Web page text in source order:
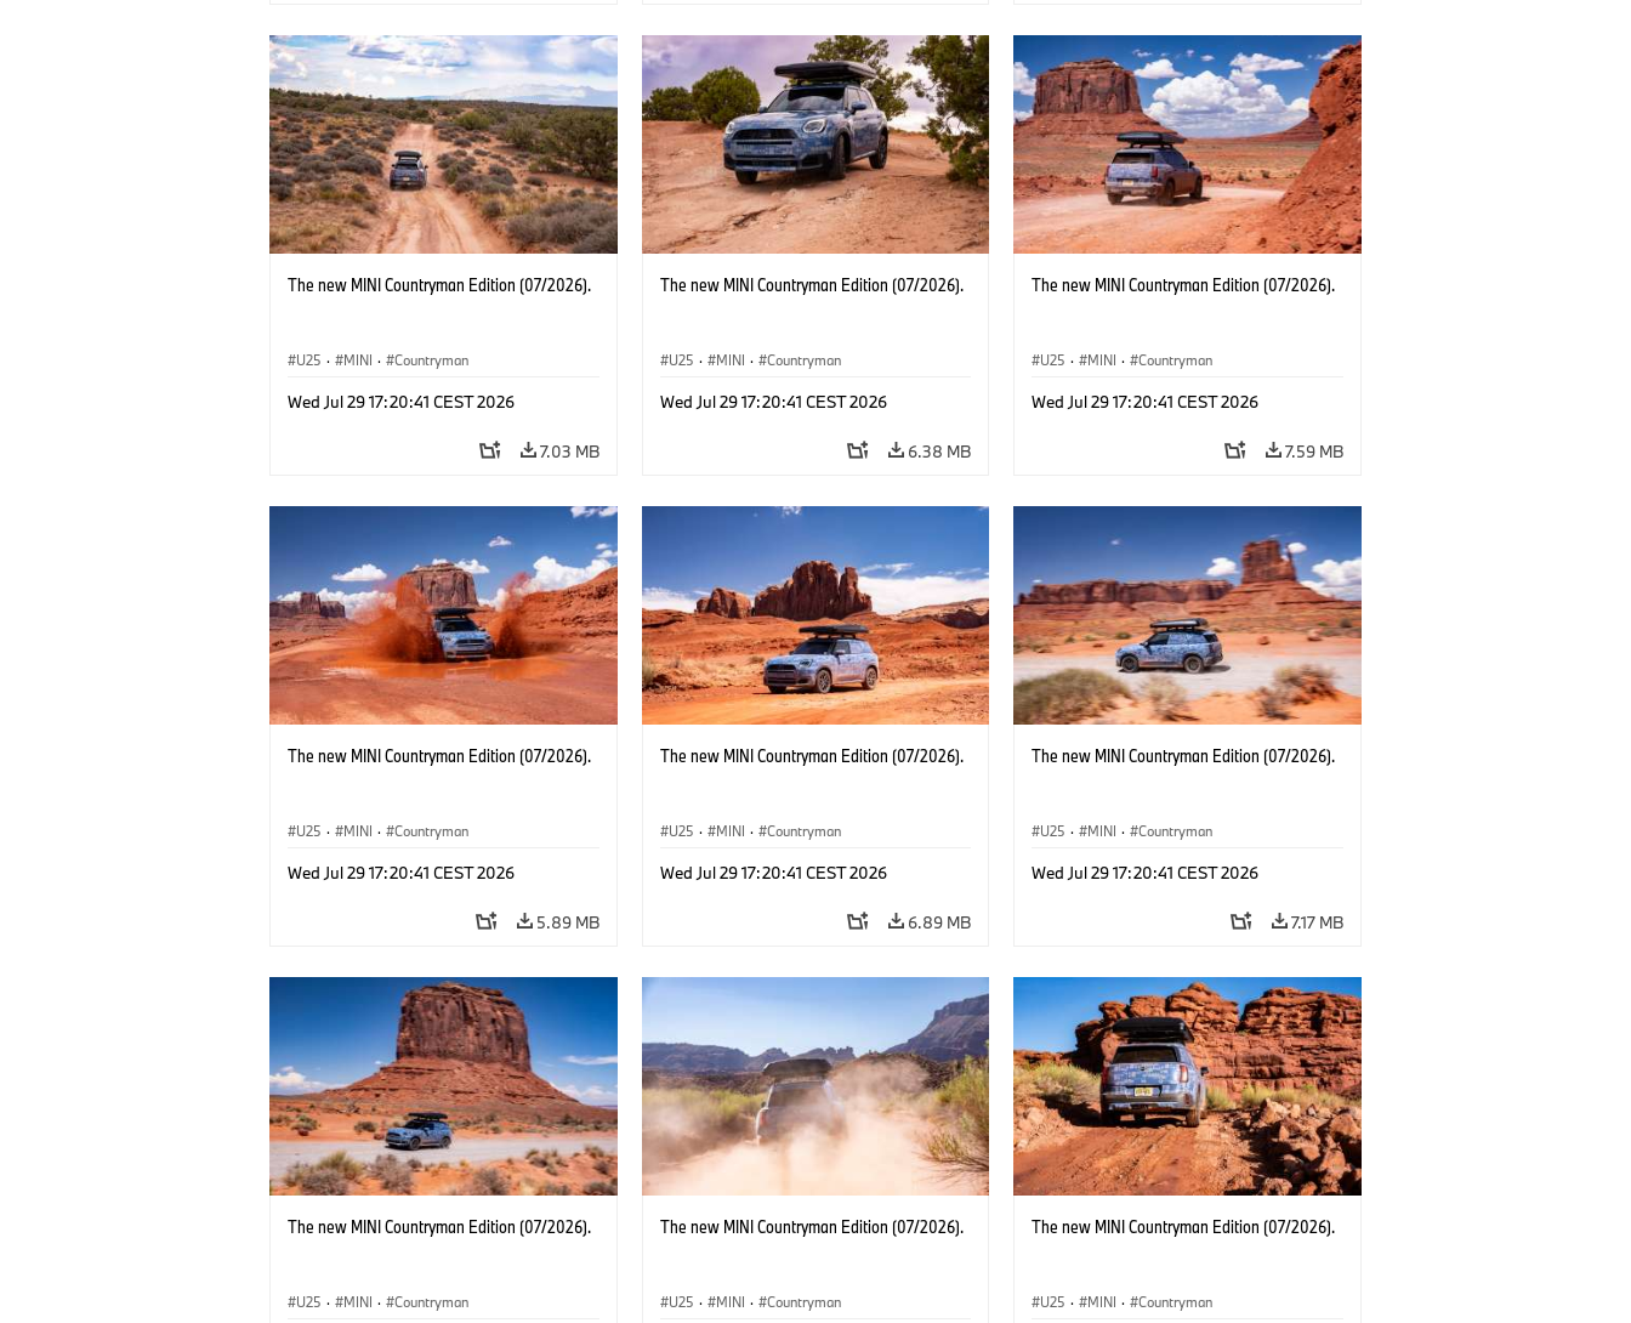
The new MINI Countryman Edition (07/2026).
U25 · MINI · Countryman
Wed Jul 29 17:20:41 CEST 2026
7.03 MB
The new MINI Countryman Edition (07/2026).
U25 · MINI · Countryman
Wed Jul 29 17:20:41 CEST 2026
6.38 MB
The new MINI Countryman Edition (07/2026).
U25 · MINI · Countryman
Wed Jul 29 17:20:41 CEST 2026
7.59 MB
The new MINI Countryman Edition (07/2026).
U25 · MINI · Countryman
Wed Jul 29 17:20:41 CEST 2026
5.89 MB
The new MINI Countryman Edition (07/2026).
U25 · MINI · Countryman
Wed Jul 29 17:20:41 CEST 2026
6.89 MB
The new MINI Countryman Edition (07/2026).
U25 · MINI · Countryman
Wed Jul 29 17:20:41 CEST 2026
7.17 MB
The new MINI Countryman Edition (07/2026).
U25 · MINI · Countryman
The new MINI Countryman Edition (07/2026).
U25 · MINI · Countryman
The new MINI Countryman Edition (07/2026).
U25 · MINI · Countryman